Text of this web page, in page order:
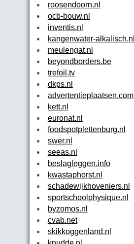
roosendoorn.nl
ocb-bouw.nl
inventis.nl
kangenwater-alkalisch.nl
meulengat.nl
beyondborders.be
trefoil.tv
dkps.nl
advertentieplaatsen.com
kett.nl
euronat.nl
foodspotplettenburg.nl
swer.nl
seeas.nl
beslagleggen.info
kwastaphorst.nl
schadewijkhoveniers.nl
sportschoolphysique.nl
byzomos.nl
cvab.net
skikkoggenland.nl